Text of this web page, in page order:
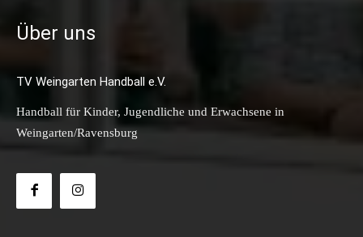
Über uns
TV Weingarten Handball e.V.
Handball für Kinder, Jugendliche und Erwachsene in
Weingarten/Ravensburg